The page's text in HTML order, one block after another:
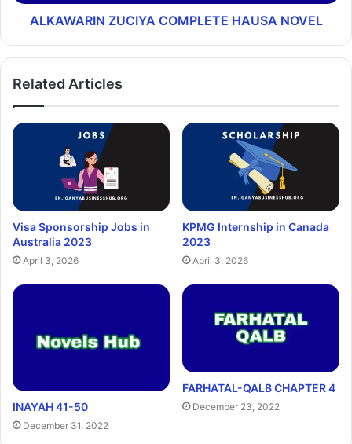
ALKAWARIN ZUCIYA COMPLETE HAUSA NOVEL
Related Articles
Visa Sponsorship Jobs in
Australia 2023
April 3, 2026
KPMG Internship in Canada
2023
April 3, 2026
INAYAH 41-50
December 31, 2022
FARHATAL-QALB CHAPTER 4
December 23, 2022